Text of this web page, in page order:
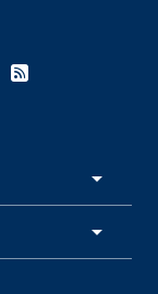
nuova finestra
finestra
- Apertura in
- Apertura in
esterno -
esterno -
- Sito
Feed RSS -